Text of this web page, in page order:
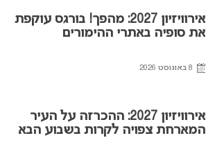
אירוויזיון 2027: מהפך! בורגס עוקפת
את סופיה באתרי ההימורים
8 באוגוסט 2026
אירוויזיון 2027: ההכרזה על העיר
המארחת צפויה לקרות בשבוע הבא